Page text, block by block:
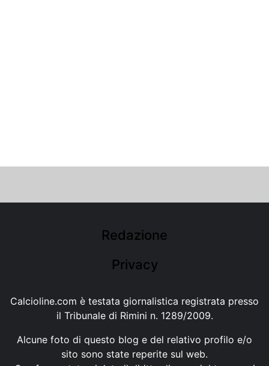
Redazione
Privacy
Calcioline.com è testata giornalistica registrata presso
il Tribunale di Rimini n. 1289/2009.
Alcune foto di questo blog e del relativo profilo e/o
sito sono state reperite sul web.